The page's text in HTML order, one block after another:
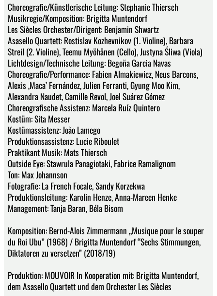
Choreografie/Künstlerische Leitung: Stephanie Thiersch
Musikregie/Komposition: Brigitta Muntendorf
Les Siècles Orchester/Dirigent: Benjamin Shwartz
Asasello Quartett: Rostislav Kozhevnikov (1. Violine), Barbara
Streil (2. Violine), Teemu Myöhänen (Cello), Justyna Śliwa (Viola)
Lichtdesign/Technische Leitung: Begoña Garcia Navas
Choreografie/Performance: Fabien Almakiewicz, Neus Barcons,
Alexis ‚Maca’ Fernández, Julien Ferranti, Gyung Moo Kim,
Alexandra Naudet, Camille Revol, Joel Suárez Gómez
Choreografische Assistenz: Marcela Ruíz Quintero
Kostüm: Sita Messer
Kostümassistenz: João Lamego
Produktionsassistenz: Lucie Riboulet
Praktikant Musik: Mats Thiersch
Outside Eye: Stawrula Panagiotaki, Fabrice Ramalignom
Ton: Max Johannson
Fotografie: La French Focale, Sandy Korzekwa
Produktionsleitung: Karolin Henze, Anna-Mareen Henke
Management: Tanja Baran, Béla Bisom
Komposition: Bernd-Alois Zimmermann „Musique pour le souper
du Roi Ubu” (1968) / Brigitta Muntendorf “Sechs Stimmungen,
Diktatoren zu versetzen” (2018/19)
Produktion: MOUVOIR In Kooperation mit: Brigitta Muntendorf,
dem Asasello Quartett und dem Orchester Les Siècles